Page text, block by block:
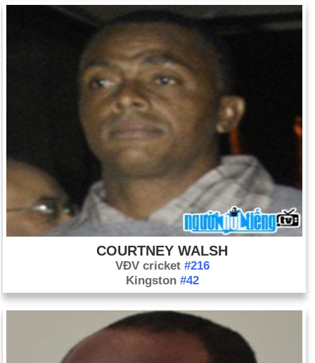
COURTNEY WALSH
VĐV cricket #216
Kingston #42